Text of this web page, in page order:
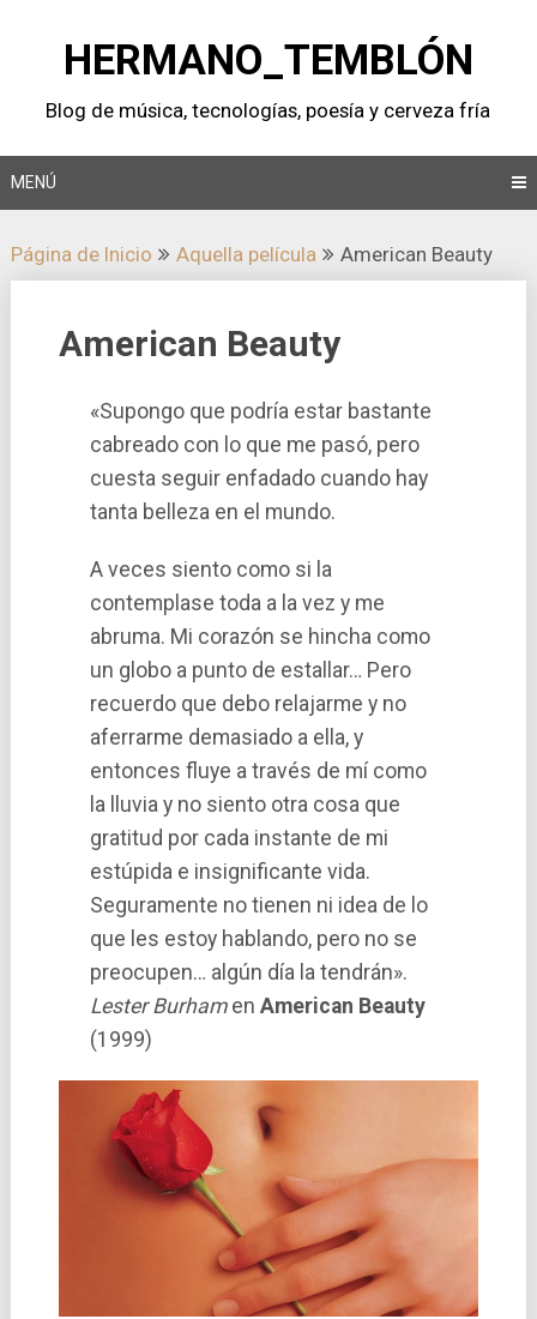
contenidoHERMANO_TEMBLÓN
Blog de música, tecnologí­as, poesí­a y cerveza frí­a
MENÚ
Página de Inicio Aquella pelí­cula American Beauty
American Beauty
«Supongo que podría estar bastante
cabreado con lo que me pasó, pero
cuesta seguir enfadado cuando hay
tanta belleza en el mundo.
A veces siento como si la
contemplase toda a la vez y me
abruma. Mi corazón se hincha como
un globo a punto de estallar… Pero
recuerdo que debo relajarme y no
aferrarme demasiado a ella, y
entonces fluye a través de mí como
la lluvia y no siento otra cosa que
gratitud por cada instante de mi
estúpida e insignificante vida.
Seguramente no tienen ni idea de lo
que les estoy hablando, pero no se
preocupen… algún día la tendrán».
Lester BurhamenAmerican Beauty
(1999)